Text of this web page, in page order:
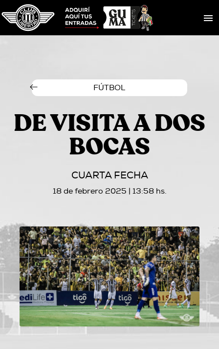
FÚTBOL
DE VISITA A DOS
BOCAS
CUARTA FECHA
18 de febrero 2025 | 13:58 hs.